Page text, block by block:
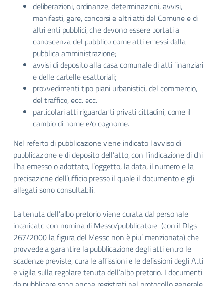
deliberazioni, ordinanze, determinazioni, avvisi,
manifesti, gare, concorsi e altri atti del Comune e di
altri enti pubblici, che devono essere portati a
conoscenza del pubblico come atti emessi dalla
pubblica amministrazione;
avvisi di deposito alla casa comunale di atti finanziari
e delle cartelle esattoriali;
provvedimenti tipo piani urbanistici, del commercio,
del traffico, ecc. ecc.
particolari atti riguardanti privati cittadini, come il
cambio di nome e/o cognome.
Nel referto di pubblicazione viene indicato l’avviso di
pubblicazione e di deposito dell’atto, con l’indicazione di chi
l’ha emesso o adottato, l’oggetto, la data, il numero e la
precisazione dell’ufficio presso il quale il documento e gli
allegati sono consultabili.
La tenuta dell’albo pretorio viene curata dal personale
incaricato con nomina di Messo/pubblicatore (con il Dlgs
267/2000 la figura del Messo non è piu’ menzionata) che
provvede a garantire la pubblicazione degli atti entro le
scadenze previste, cura le affissioni e le defissioni degli Atti
e vigila sulla regolare tenuta dell’albo pretorio. I documenti